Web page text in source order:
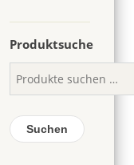
Produktsuche
Suchen